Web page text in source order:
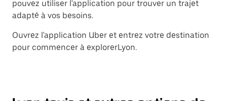
pouvez utiliser l'application pour trouver un trajet
adapté à vos besoins.
Ouvrez l'application Uber et entrez votre destination
pour commencer à explorerLyon.